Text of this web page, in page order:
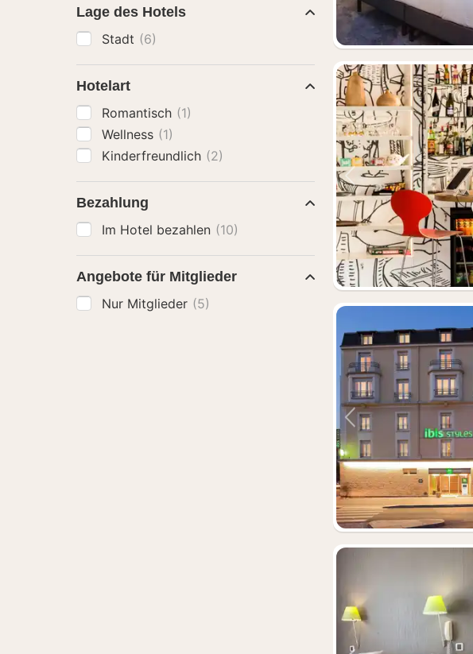
Vorheriges Bild
Vorheriges Bild
Lage des Hotels
Stadt (6)
Hotelart
Romantisch (1)
Wellness (1)
Kinderfreundlich (2)
Bezahlung
Im Hotel bezahlen (10)
Angebote für Mitglieder
Nur Mitglieder (5)